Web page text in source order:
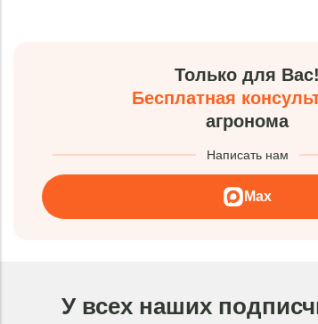
Только для Вас!
Бесплатная
агронома
Написать нам
Max
У всех наших